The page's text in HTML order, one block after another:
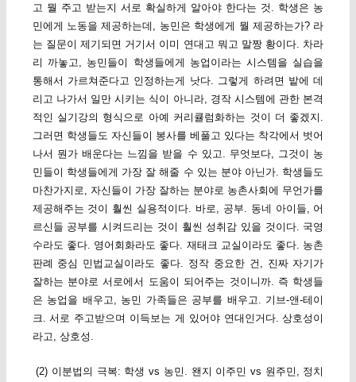
고 뭘 주고 받는지 서로 확실하게 알아야 한다는 것. 학생은 농
민에게 노동을 제공하는데, 농민은 학생에게 뭘 제공하는가? 라
는 질문이 제기되면 거기서 이미 연대고 뭐고 말짱 황이다. 차라
리 까놓고, 농민들이 학생들에게 농업이라는 시스템을 실습을
통해서 가르쳐준다고 인정하는게 낫다. 그렇게 하려면 밭에 데
리고 나가서 일만 시키는 식이 아니라, 경작 시스템에 관한 본격
적인 실기강의 형식으로 아예 커리큘럼화하는 것이 더 좋겠지.
그러면 학생들도 자신들이 봉사를 베풀고 있다는 착각에서 벗어
나서 뭔가 배운다는 느낌을 받을 수 있고. 무엇보다, 그것이 농
민들이 학생들에게 가장 잘 해줄 수 있는 분야 아닌가. 학생들도
마찬가지로, 자신들이 가장 잘하는 분야로 농촌사회에 무언가를
제공해주는 것이 훨씬 실용적이다. 바로, 공부. 동네 아이들, 어
르신들 공부를 시켜드리는 것이 훨씬 성취감 있을 것이다. 국영
수라도 좋다. 영어회화라도 좋다. 재태크 교실이라도 좋다. 농촌
판례 중심 민법교실이라도 좋다. 정작 중요한 건, 진짜 자기가
잘하는 분야로 서로에서 도움이 되어주는 것이니까. 즉 학생들
은 농업을 배우고, 농민 가족들은 공부를 배우고. 기브-앤-테이
크. 서로 주고받으며 이득보는 게 있어야 연대인거다. 상호성이
라고, 상호성.
(2) 이분법의 극복: 학생 vs 농민. 왠지 이주민 vs 원주민, 정치